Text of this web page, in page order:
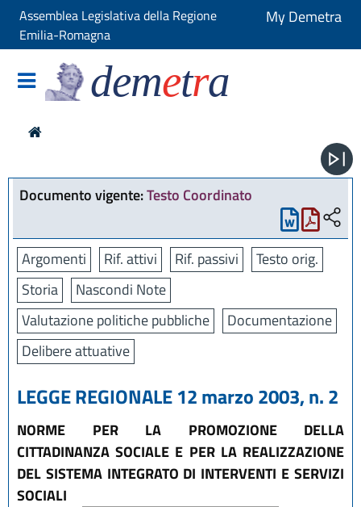
Assemblea Legislativa della Regione
Emilia-Romagna
My Demetra
demetra
Documento vigente:Testo Coordinato
Argomenti Rif. attivi Rif. passivi
Testo orig.
Storia
Nascondi Note
Valutazione politiche pubbliche
Documentazione
Delibere attuative
LEGGE REGIONALE 12 marzo 2003, n. 2
NORME PER LA PROMOZIONE DELLA
CITTADINANZA SOCIALE E PER LA REALIZZAZIONE
DEL SISTEMA INTEGRATO DI INTERVENTI E SERVIZI
SOCIALI